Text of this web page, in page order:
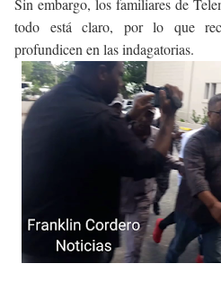
Sin embargo, los familiares de
todo está claro, por lo que
profundicen en las indagatorias.